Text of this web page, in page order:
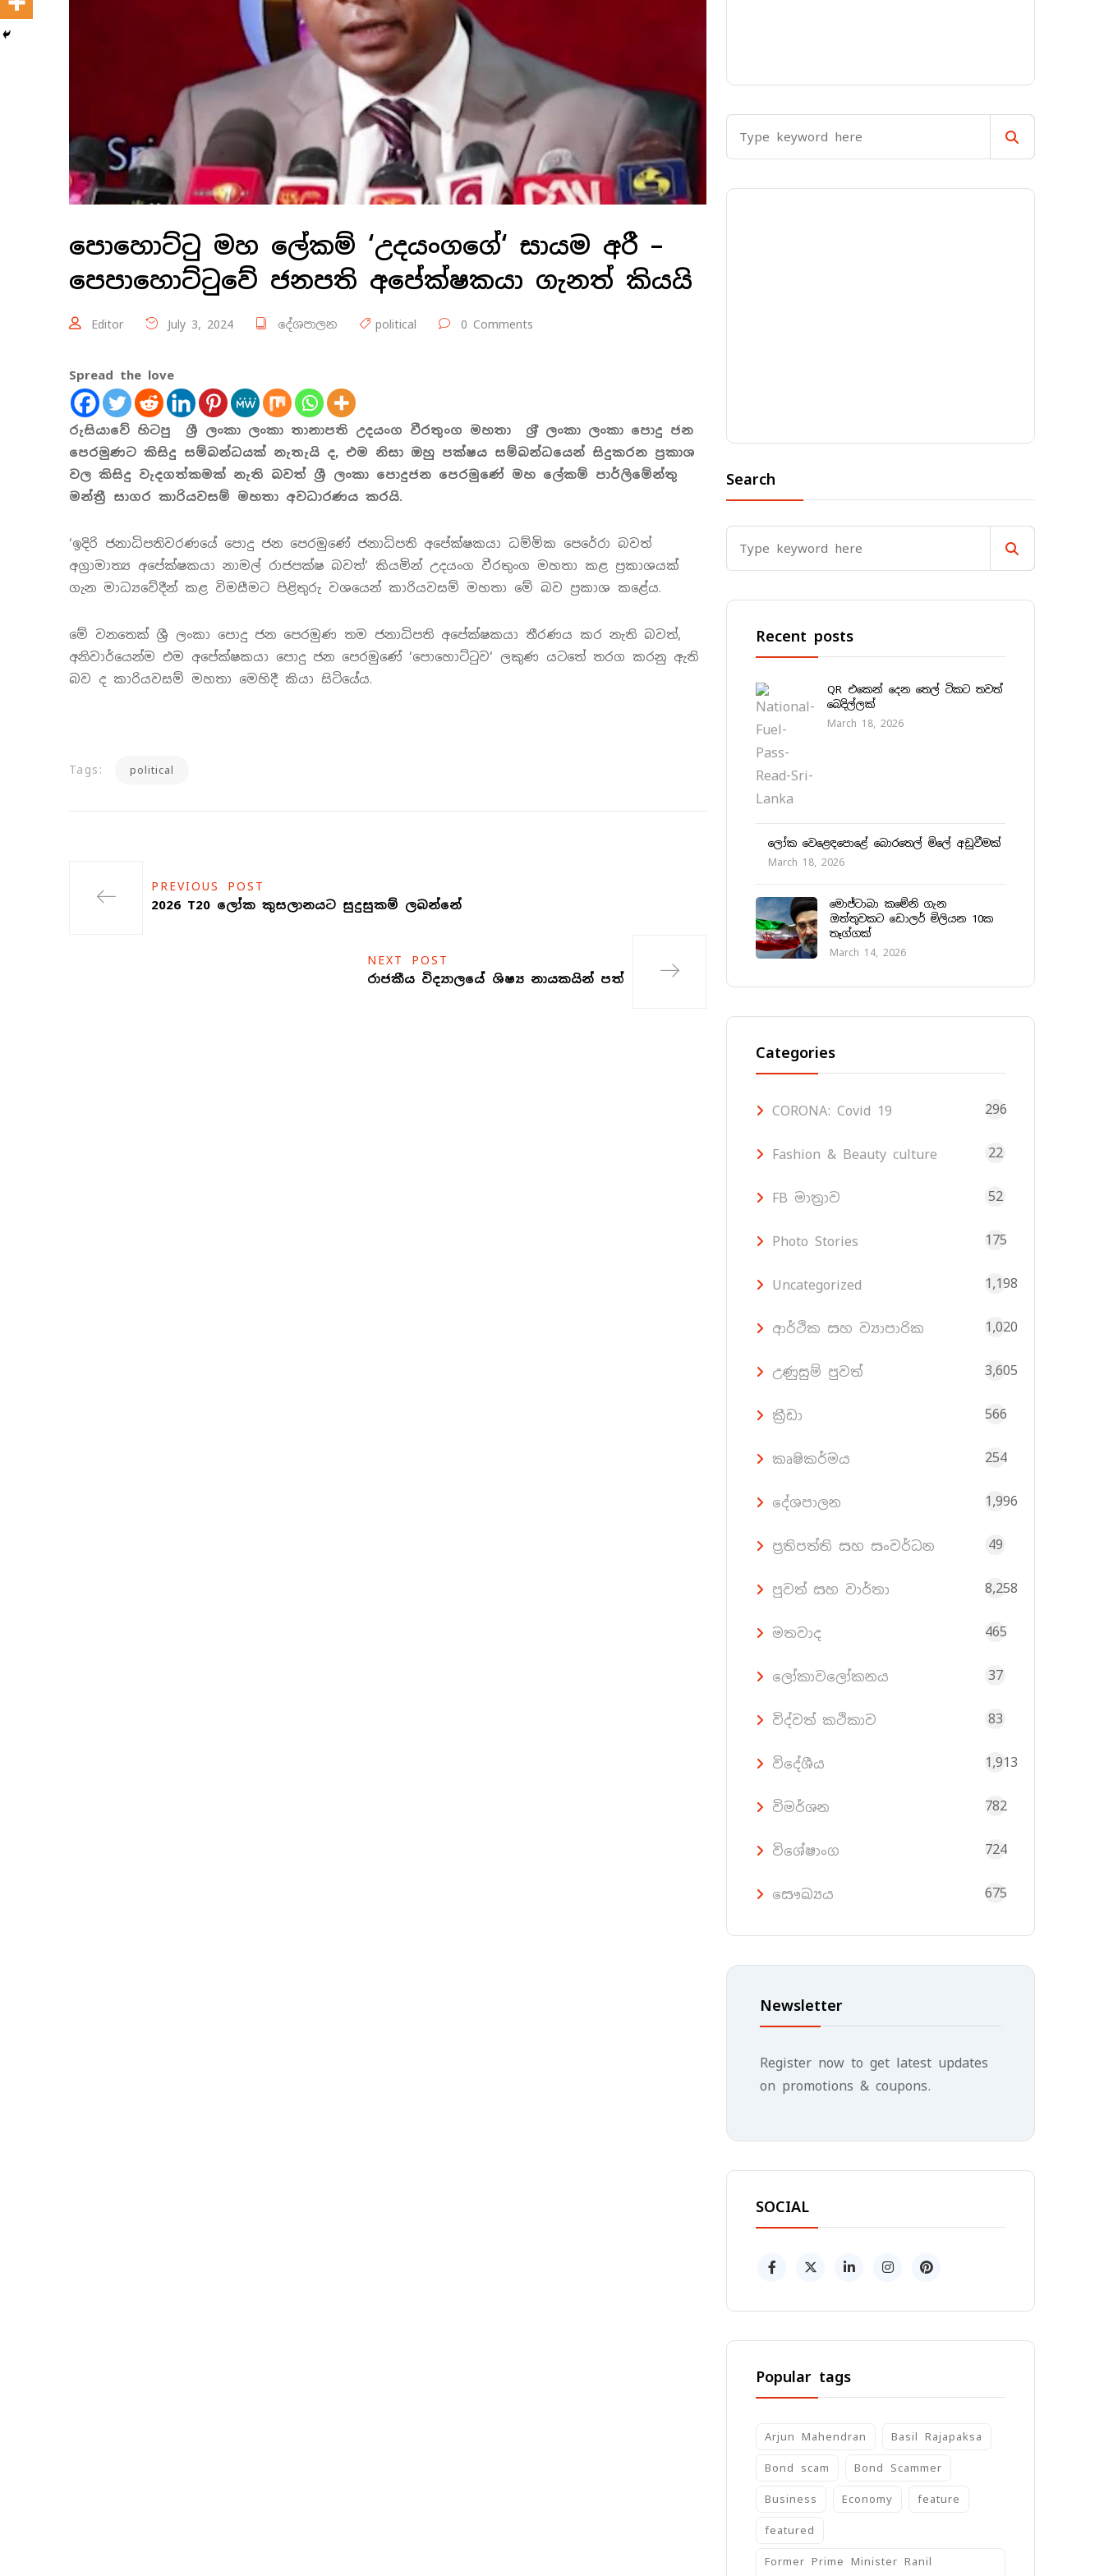
පොහොට්ටු මහ ලේකම් ‘උදයංගගේ‘ සායම අරී –
පෙපාහොට්ටුවේ ජනපති අපේක්ෂකයා ගැනත් කියයි
Editor July 3, 2024 දේශපාලන political 0 Comments
Spread the love
රුසියාවේ හිටපු ශ්‍රී ලංකා ලංකා තානාපති උදයංග වීරතුංග මහතා ශ‍්‍රී ලංකා ලංකා පොදු ජන
පෙරමුණට කිසිදු සම්බන්ධයක් නැතැයි ද, එම නිසා ඔහු පක්ෂය සම්බන්ධයෙන් සිදුකරන ප්‍රකාශ
වල කිසිදු වැදගත්කමක් නැති බවත් ශ්‍රී ලංකා පොදුජන පෙරමුණේ මහ ලේකම් පාර්ලිමේන්තු
මන්ත්‍රී සාගර කාරියවසම් මහතා අවධාරණය කරයි.
‘ඉදිරි ජනාධිපතිවරණයේ පොදු ජන පෙරමුණේ ජනාධිපති අපේක්ෂකයා ධම්මික පෙරේරා බවත්
අග්‍රාමාත්‍ය අපේක්ෂකයා නාමල් රාජපක්ෂ බවත්‘ කියමින් උදයංග වීරතුංග මහතා කළ ප්‍රකාශයක්
ගැන මාධ්‍යවේදීන් කළ විමසීමට පිළිතුරු වශයෙන් කාරියවසම් මහතා මේ බව ප්‍රකාශ කළේය.
මේ වනතෙක් ශ්‍රී ලංකා පොදු ජන පෙරමුණ තම ජනාධිපති අපේක්ෂකයා තීරණය කර නැති බවත්,
අනිවාර්යෙන්ම එම අපේක්ෂකයා පොදු ජන පෙරමුණේ ‘පොහොට්ටුව‘ ලකුණ යටතේ තරග කරනු ඇති
බව ද කාරියවසම් මහතා මෙහිදී කියා සිටියේය.
Tags: political
PREVIOUS POST
2026 T20 ලෝක කුසලානයට සුදුසුකම් ලබන්නේ
NEXT POST
රාජකීය විද්‍යාලයේ ශිෂ්‍ය නායකයින් පත්
Search
Recent posts
QR එකෙන් දෙන තෙල් ටිකට තවත්
බෙදිල්ලක්
March 18, 2026
ලෝක වෙළෙඳපොළේ බොරතෙල් මිලේ අඩුවීමක්
March 18, 2026
මොජ්ටාබා කමේනි ගැන
ඔත්තුවකට ඩොලර් මිලියන 10ක
තෑග්ගක්
March 14, 2026
Categories
CORONA: Covid 19 296
Fashion & Beauty culture 22
FB මාත්‍රාව 52
Photo Stories 175
Uncategorized 1,198
ආර්ථික සහ ව්‍යාපාරික 1,020
උණුසුම් පුවත් 3,605
ක්‍රීඩා 566
කෘෂිකර්මය 254
දේශපාලන 1,996
ප්‍රතිපත්ති සහ සංවර්ධන 49
පුවත් සහ වාර්තා 8,258
මතවාද 465
ලෝකාවලෝකනය 37
විද්වත් කථිකාව 83
විදේශීය 1,913
විමර්ශන 782
විශේෂාංග 724
සෞඛ්‍යය 675
Newsletter
Register now to get latest updates
on promotions & coupons.
SOCIAL
Popular tags
Arjun Mahendran Basil Rajapaksa
Bond scam Bond Scammer
Business Economy feature
featured
Former Prime Minister Ranil